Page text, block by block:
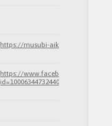
https://musubi-aikido-villeneuve.fr/
https://www.facebook.com/
id=100063447324406